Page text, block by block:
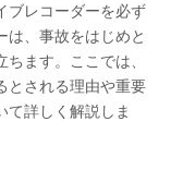
ブレコーダーを必ず
は、事故をはじめと
ます。ここでは、
とされる理由や重要
て詳しく解説しま